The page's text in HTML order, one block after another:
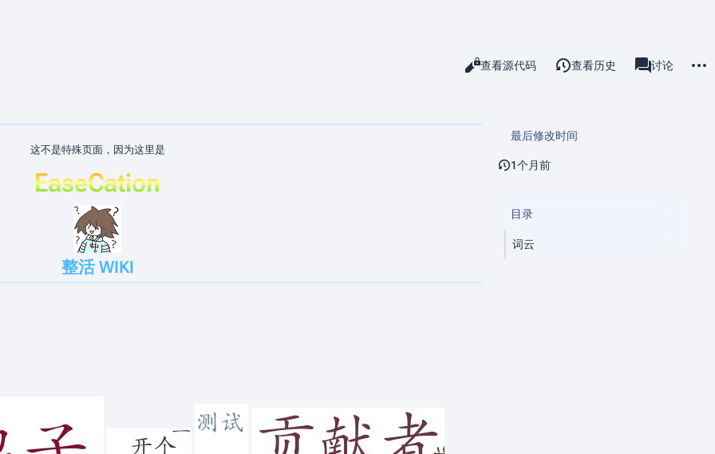
查看阅读
查看源代码 查看历史 associated-
杂物间
讨论
这不是特殊页面，因为这里是
EaseCation
整活 WIKI
最后修改时间
1个月前
目录
词云